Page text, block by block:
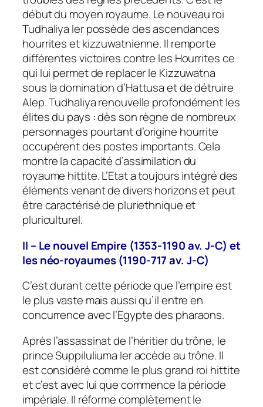
début du moyen royaume. Le nouveau roi
Tudhaliya Ier possède des ascendances
hourrites et kizzuwatnienne. Il remporte
différentes victoires contre les Hourrites ce
qui lui permet de replacer le Kizzuwatna
sous la domination d’Hattusa et de détruire
Alep. Tudhaliya renouvelle profondément les
élites du pays : dès son règne de nombreux
personnages pourtant d’origine hourrite
occupèrent des postes importants. Cela
montre la capacité d’assimilation du
royaume hittite. L’Etat a toujours intégré des
éléments venant de divers horizons et peut
être caractérisé de pluriethnique et
pluriculturel.
II – Le nouvel Empire (1353-1190 av. J-C) et
les néo-royaumes (1190-717 av. J-C)
C’est durant cette période que l’empire est
le plus vaste mais aussi qu’il entre en
concurrence avec l’Egypte des pharaons.
Après l’assassinat de l’héritier du trône, le
prince Suppiluliuma Ier accède au trône. Il
est considéré comme le plus grand roi hittite
et c’est avec lui que commence la période
impériale. Il réforme complètement le